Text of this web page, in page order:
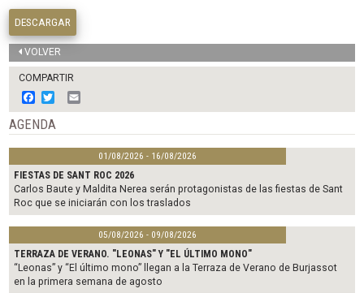
DESCARGAR
VOLVER
COMPARTIR
F
a
c
e
b
o
o
k
w
i
t
t
e
r
m
i
l
AGENDA
01/08/2026 - 16/08/2026
FIESTAS DE SANT ROC 2026
Carlos Baute y Maldita Nerea serán protagonistas de las fiestas de Sant
Roc que se iniciarán con los traslados
05/08/2026 - 09/08/2026
TERRAZA DE VERANO. "LEONAS" Y "EL ÚLTIMO MONO"
“Leonas” y “El último mono” llegan a la Terraza de Verano de Burjassot
en la primera semana de agosto